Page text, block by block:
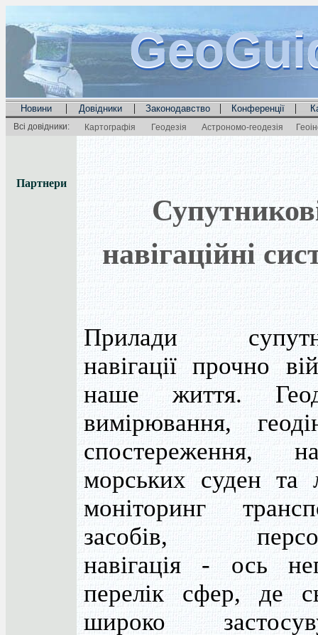
Новини | Довідники | Законодавство | Конференції |
Всі довідники: Картографія Геодезія Астрономо-геодезія
Партнери
навігаційні
Прилади
навігації прочно
наше життя.
вимірювання,
спостереження,
морських суден та
моніторинг
засобів,
навігація - ось
перелік сфер, де
широко